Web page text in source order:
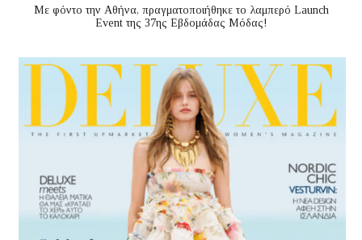
Με φόντο την Αθήνα, πραγματοποιήθηκε το λαμπερό Launch
Event της 37ης Εβδομάδας Μόδας!